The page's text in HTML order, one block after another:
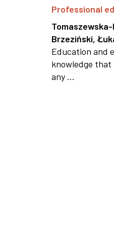
Professional
Brzeziński,
Education and
knowledge
any ...